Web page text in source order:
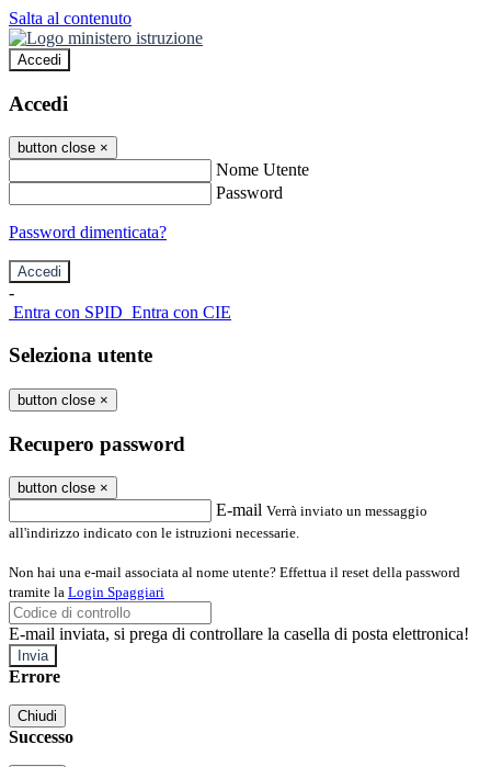
Salta al contenuto
Accedi
Accedi
button close ×
Nome Utente
Password
Password dimenticata?
-
Entra con SPID Entra con CIE
Seleziona utente
button close ×
Recupero password
button close ×
E-mail Verrà inviato un messaggio
all'indirizzo indicato con le istruzioni necessarie.
Non hai una e-mail associata al nome utente? Effettua il reset della password
tramite la Login Spaggiari
E-mail inviata, si prega di controllare la casella di posta elettronica!
Errore
Chiudi
Successo